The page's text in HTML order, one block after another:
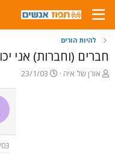
להיות הורים
חברים (וחברות) אני
פ
אורן של איה
פ
23/1/03